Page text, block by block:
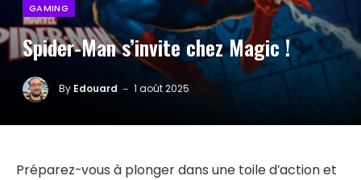
GAMING
Spider-Man s’invite chez Magic !
By Edouard 1 août 2025
Préparez-vous à plonger dans une toile d’action et